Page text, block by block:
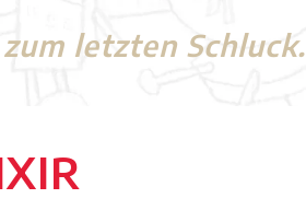
letzten Schluck.